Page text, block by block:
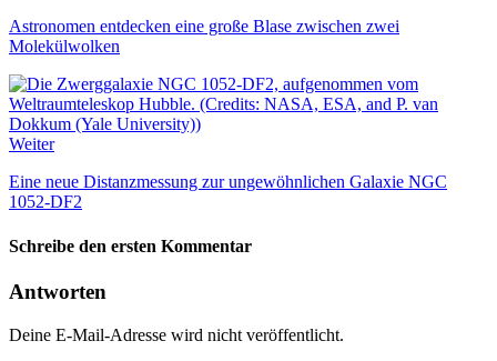
Astronomen entdecken eine große Blase zwischen zwei
Molekülwolken
Weiter
Eine neue Distanzmessung zur ungewöhnlichen Galaxie NGC
1052-DF2
Schreibe den ersten Kommentar
Antworten
Deine E-Mail-Adresse wird nicht veröffentlicht.